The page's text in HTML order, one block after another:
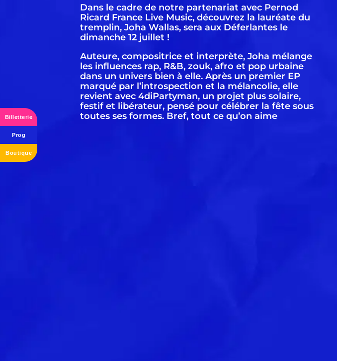
Dans le cadre de notre partenariat avec Pernod
Ricard France Live Music, découvrez la lauréate du
tremplin, Joha Wallas, sera aux Déferlantes le
dimanche 12 juillet !
Auteure, compositrice et interprète, Joha mélange
les influences rap, R&B, zouk, afro et pop urbaine
dans un univers bien à elle. Après un premier EP
marqué par l’introspection et la mélancolie, elle
revient avec 4diPartyman, un projet plus solaire,
festif et libérateur, pensé pour célébrer la fête sous
toutes ses formes. Bref, tout ce qu’on aime
Billetterie
Prog
Boutique